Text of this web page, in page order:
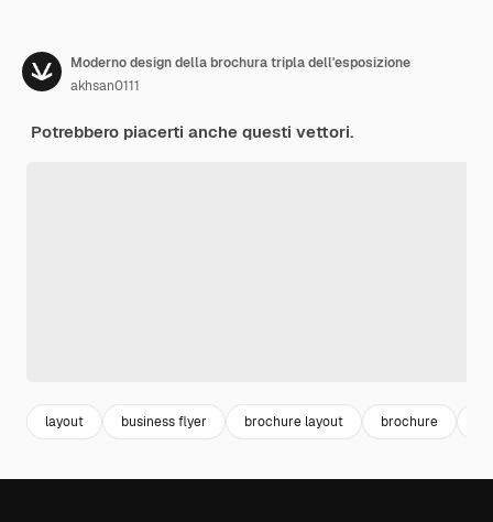
Moderno design della brochura tripla dell'esposizione
akhsan0111
Potrebbero piacerti anche questi vettori.
layout business flyer brochure layout brochure